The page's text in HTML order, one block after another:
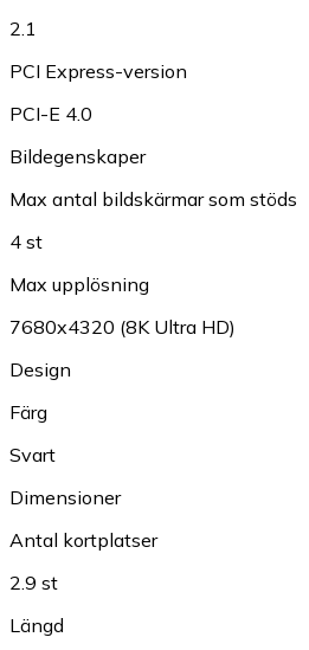
2.1
PCI Express-version
PCI-E 4.0
Bildegenskaper
Max antal bildskärmar som stöds
4 st
Max upplösning
7680x4320 (8K Ultra HD)
Design
Färg
Svart
Dimensioner
Antal kortplatser
2.9 st
Längd